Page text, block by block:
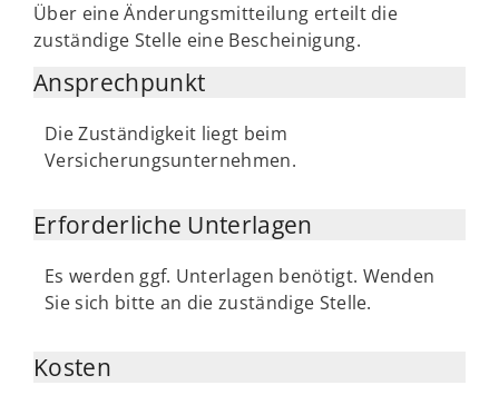
Über eine Änderungsmitteilung erteilt die
zuständige Stelle eine Bescheinigung.
Ansprechpunkt
Die Zuständigkeit liegt beim
Versicherungsunternehmen.
Erforderliche Unterlagen
Es werden ggf. Unterlagen benötigt. Wenden
Sie sich bitte an die zuständige Stelle.
Kosten